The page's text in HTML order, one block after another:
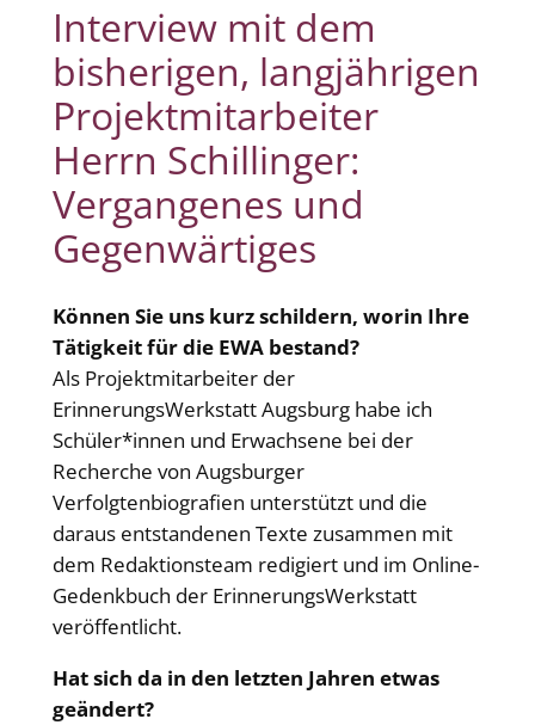
Interview mit dem
bisherigen, langjährigen
Projektmitarbeiter
Herrn Schillinger:
Vergangenes und
Gegenwärtiges
Können Sie uns kurz schildern, worin Ihre
Tätigkeit für die EWA bestand?
Als Projektmitarbeiter der
ErinnerungsWerkstatt Augsburg habe ich
Schüler*innen und Erwachsene bei der
Recherche von Augsburger
Verfolgtenbiografien unterstützt und die
daraus entstandenen Texte zusammen mit
dem Redaktionsteam redigiert und im Online-
Gedenkbuch der ErinnerungsWerkstatt
veröffentlicht.
Hat sich da in den letzten Jahren etwas
geändert?